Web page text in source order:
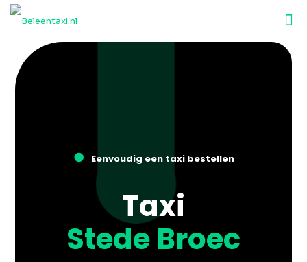
● Eenvoudig een taxi bestellen
Taxi
Stede Broec